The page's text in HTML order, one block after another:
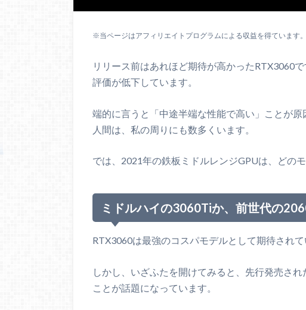
※当ページはアフィリエイトプログラムによる収益を得ています。
リリース前はあれほど期待が高かったRTX3060
評価が低下しています。
端的に言うと「中途半端な性能で高い」ことが
人間は、私の周りにも数多くいます。
では、2021年の鉄板ミドルレンジGPUは、どの
ミドルハイの3060Tiか、前世代の
RTX3060は最強のコスパモデルとして期待されて
しかし、いざふたを開けてみると、先行発売さ
ことが話題になっています。